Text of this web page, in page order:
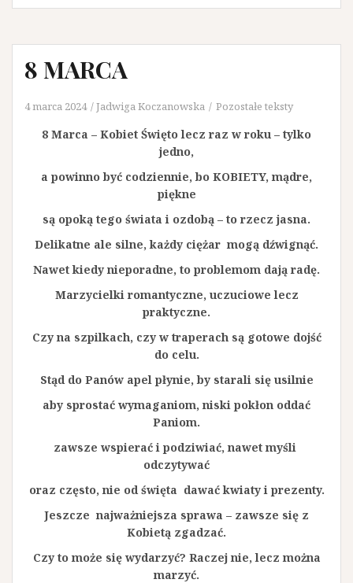
8 MARCA
4 marca 2024 Jadwiga Koczanowska Pozostałe teksty
8 Marca – Kobiet Święto lecz raz w roku – tylko
jedno,
a powinno być codziennie, bo KOBIETY, mądre,
piękne
są opoką tego świata i ozdobą – to rzecz jasna.
Delikatne ale silne, każdy ciężar mogą dźwignąć.
Nawet kiedy nieporadne, to problemom dają radę.
Marzycielki romantyczne, uczuciowe lecz
praktyczne.
Czy na szpilkach, czy w traperach są gotowe dojść
do celu.
Stąd do Panów apel płynie, by starali się usilnie
aby sprostać wymaganiom, niski pokłon oddać
Paniom.
zawsze wspierać i podziwiać, nawet myśli
odczytywać
oraz często, nie od święta dawać kwiaty i prezenty.
Jeszcze najważniejsza sprawa – zawsze się z
Kobietą zgadzać.
Czy to może się wydarzyć? Raczej nie, lecz można
marzyć.